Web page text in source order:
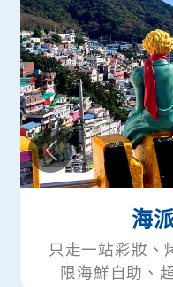
吃到飽、貝殼倉庫無
氣海雲臺~海岸列車